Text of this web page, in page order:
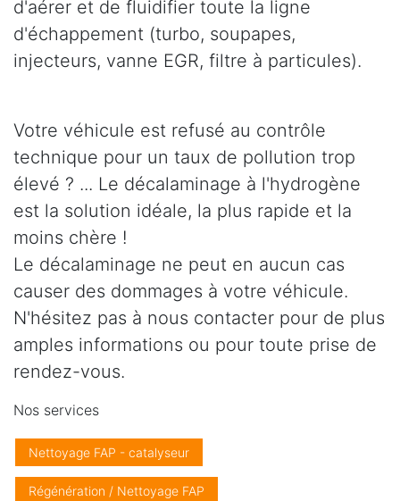
d'aérer et de fluidifier toute la ligne
d'échappement (turbo, soupapes,
injecteurs, vanne EGR, filtre à particules).
Votre véhicule est refusé au contrôle
technique pour un taux de pollution trop
élevé ? ... Le décalaminage à l'hydrogène
est la solution idéale, la plus rapide et la
moins chère !
Le décalaminage ne peut en aucun cas
causer des dommages à votre véhicule.
N'hésitez pas à nous contacter pour de plus
amples informations ou pour toute prise de
rendez-vous.
Nos services
Nettoyage FAP - catalyseur
Régénération / Nettoyage FAP